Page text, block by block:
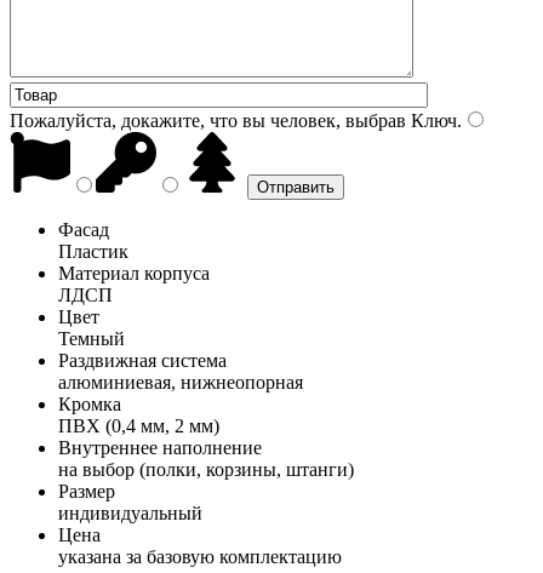
Пожалуйста, докажите, что вы человек, выбрав Ключ.
Фасад
Пластик
Материал корпуса
ЛДСП
Цвет
Темный
Раздвижная система
алюминиевая, нижнеопорная
Кромка
ПВХ (0,4 мм, 2 мм)
Внутреннее наполнение
на выбор (полки, корзины, штанги)
Размер
индивидуальный
Цена
указана за базовую комплектацию